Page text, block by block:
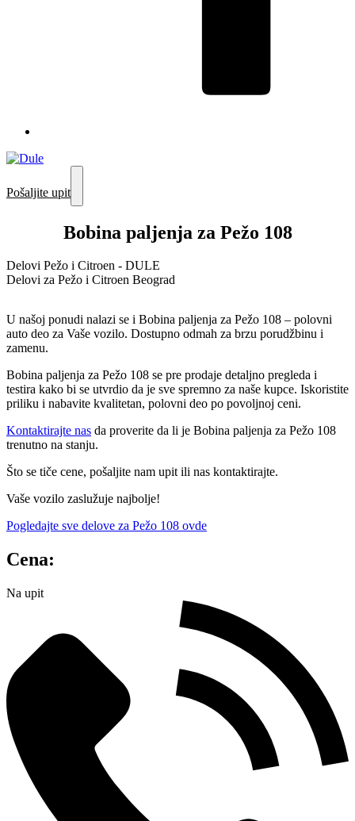
Pošaljite upit
Bobina paljenja za Pežo 108
Delovi Pežo i Citroen - DULE
Delovi za Pežo i Citroen Beograd
U našoj ponudi nalazi se i Bobina paljenja za Pežo 108 – polovni
auto deo za Vaše vozilo. Dostupno odmah za brzu porudžbinu i
zamenu.
Bobina paljenja za Pežo 108 se pre prodaje detaljno pregleda i
testira kako bi se utvrdio da je sve spremno za naše kupce. Iskoristite
priliku i nabavite kvalitetan, polovni deo po povoljnoj ceni.
Kontaktirajte nas da proverite da li je Bobina paljenja za Pežo 108
trenutno na stanju.
Što se tiče cene, pošaljite nam upit ili nas kontaktirajte.
Vaše vozilo zaslužuje najbolje!
Pogledajte sve delove za Pežo 108 ovde
Cena:
Na upit